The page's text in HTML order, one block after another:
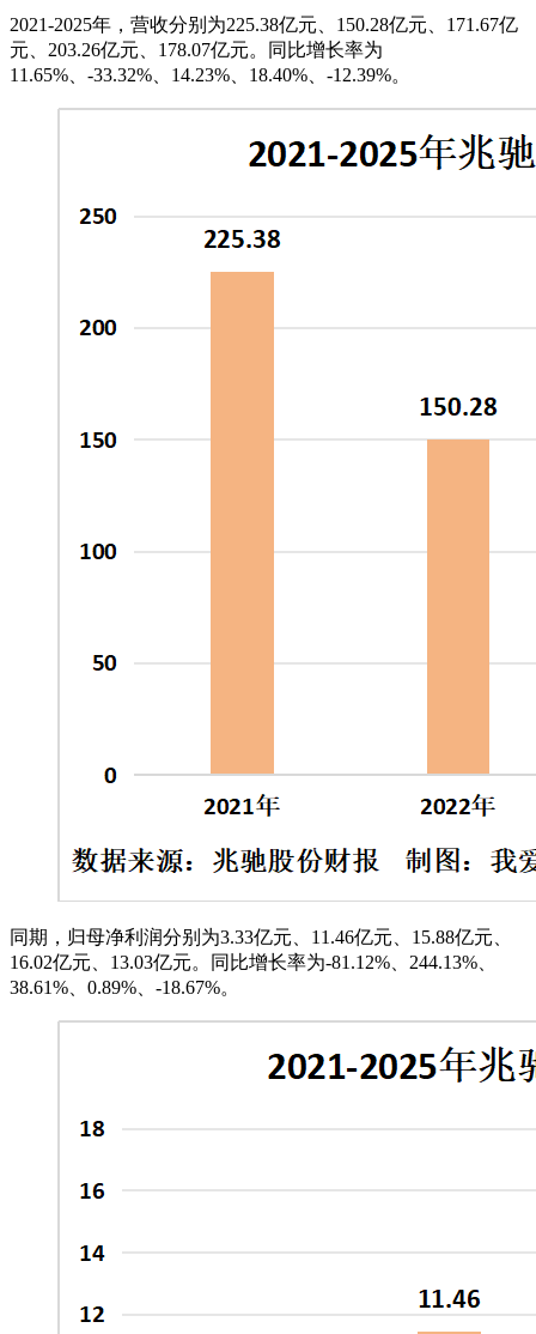
2021-2025年，营收分别为225.38亿元、150.28亿元、171.67亿
元、203.26亿元、178.07亿元。同比增长率为
11.65%、-33.32%、14.23%、18.40%、-12.39%。
同期，归母净利润分别为3.33亿元、11.46亿元、15.88亿元、
16.02亿元、13.03亿元。同比增长率为-81.12%、244.13%、
38.61%、0.89%、-18.67%。